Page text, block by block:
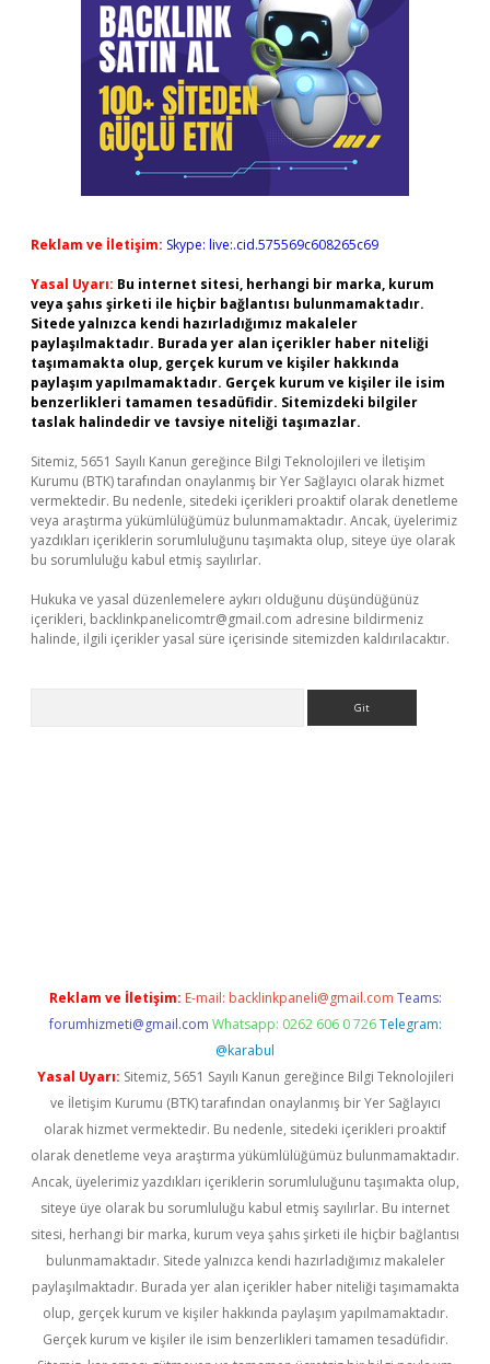
Reklam ve İletişim: Skype: live:.cid.575569c608265c69
Yasal Uyarı: Bu internet sitesi, herhangi bir marka, kurum
veya şahıs şirketi ile hiçbir bağlantısı bulunmamaktadır.
Sitede yalnızca kendi hazırladığımız makaleler
paylaşılmaktadır. Burada yer alan içerikler haber niteliği
taşımamakta olup, gerçek kurum ve kişiler hakkında
paylaşım yapılmamaktadır. Gerçek kurum ve kişiler ile isim
benzerlikleri tamamen tesadüfidir. Sitemizdeki bilgiler
taslak halindedir ve tavsiye niteliği taşımazlar.
Sitemiz, 5651 Sayılı Kanun gereğince Bilgi Teknolojileri ve İletişim
Kurumu (BTK) tarafından onaylanmış bir Yer Sağlayıcı olarak hizmet
vermektedir. Bu nedenle, sitedeki içerikleri proaktif olarak denetleme
veya araştırma yükümlülüğümüz bulunmamaktadır. Ancak, üyelerimiz
yazdıkları içeriklerin sorumluluğunu taşımakta olup, siteye üye olarak
bu sorumluluğu kabul etmiş sayılırlar.
Hukuka ve yasal düzenlemelere aykırı olduğunu düşündüğünüz
içerikleri, backlinkpanelicomtr@gmail.com adresine bildirmeniz
halinde, ilgili içerikler yasal süre içerisinde sitemizden kaldırılacaktır.
Reklam ve İletişim: E-mail: backlinkpaneli@gmail.com Teams:
forumhizmeti@gmail.com Whatsapp: 0262 606 0 726 Telegram:
@karabul
Yasal Uyarı: Sitemiz, 5651 Sayılı Kanun gereğince Bilgi Teknolojileri
ve İletişim Kurumu (BTK) tarafından onaylanmış bir Yer Sağlayıcı
olarak hizmet vermektedir. Bu nedenle, sitedeki içerikleri proaktif
olarak denetleme veya araştırma yükümlülüğümüz bulunmamaktadır.
Ancak, üyelerimiz yazdıkları içeriklerin sorumluluğunu taşımakta olup,
siteye üye olarak bu sorumluluğu kabul etmiş sayılırlar. Bu internet
sitesi, herhangi bir marka, kurum veya şahıs şirketi ile hiçbir bağlantısı
bulunmamaktadır. Sitede yalnızca kendi hazırladığımız makaleler
paylaşılmaktadır. Burada yer alan içerikler haber niteliği taşımamakta
olup, gerçek kurum ve kişiler hakkında paylaşım yapılmamaktadır.
Gerçek kurum ve kişiler ile isim benzerlikleri tamamen tesadüfidir.